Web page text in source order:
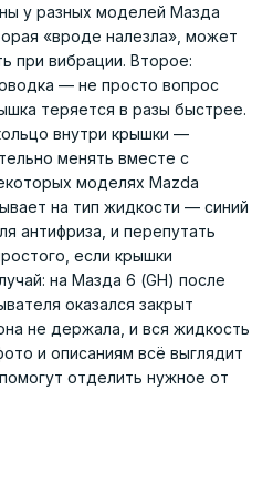
у разных моделей Мазда
«вроде налезла», может
при вибрации. Второе:
— не просто вопрос
теряется в разы быстрее.
внутри крышки —
менять вместе с
моделях Mazda
на тип жидкости — синий
антифриза, и перепутать
если крышки
на Мазда 6 (GH) после
оказался закрыт
не держала, и вся жидкость
и описаниям всё выглядит
отделить нужное от